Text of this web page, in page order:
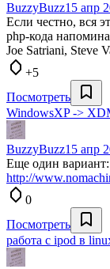
BuzzyBuzz15 апр
Если честно, вся
php-кода
Joe Satriani, Steve
+5
Посмотреть
WindowsXP ->
BuzzyBuzz15 апр
Еще один
http://
0
Посмотреть
работа с ipod в